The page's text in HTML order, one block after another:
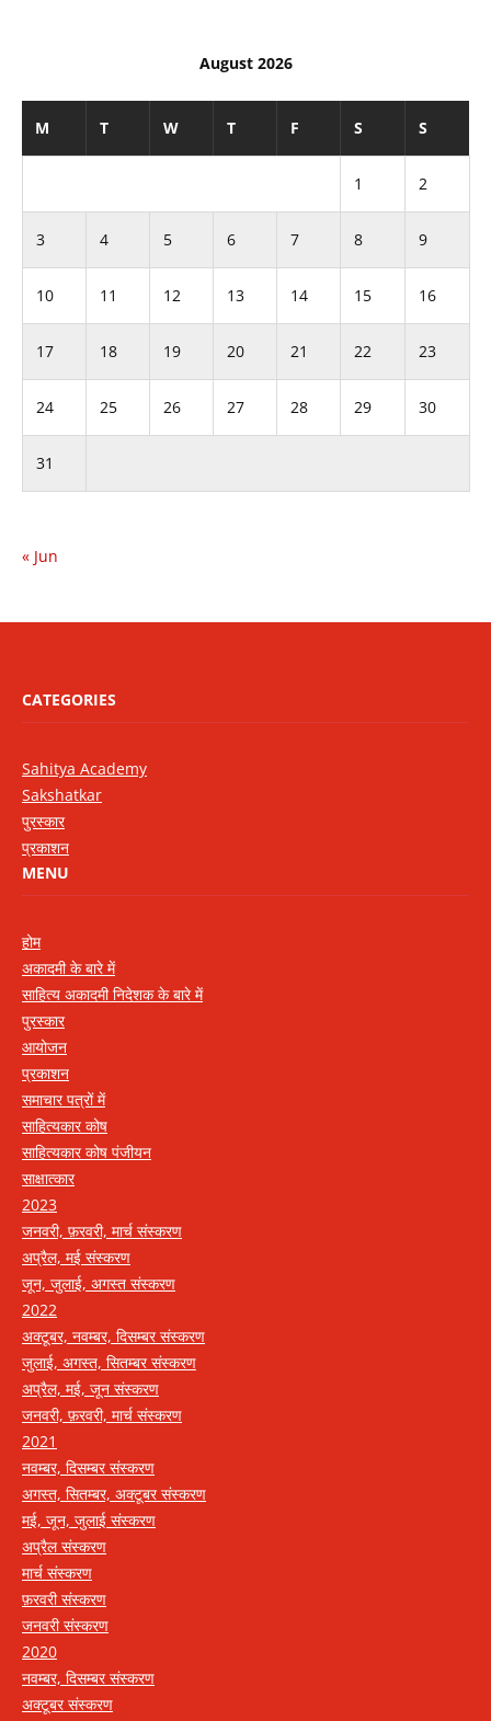
August 2026
M T W T F S S
1 2
3 4 5 6 7 8 9
10 11 12 13 14 15 16
17 18 19 20 21 22 23
24 25 26 27 28 29 30
31
« Jun
CATEGORIES
Sahitya Academy
Sakshatkar
पुरस्कार
प्रकाशन
MENU
होम
अकादमी के बारे में
साहित्य अकादमी निदेशक के बारे में
पुरस्कार
आयोजन
प्रकाशन
समाचार पत्रों में
साहित्यकार कोष
साहित्यकार कोष पंजीयन
साक्षात्कार
2023
जनवरी, फ़रवरी, मार्च संस्करण
अप्रैल, मई संस्करण
जून, जुलाई, अगस्त संस्करण
2022
अक्टूबर, नवम्बर, दिसम्बर संस्करण
जुलाई, अगस्त, सितम्बर संस्करण
अप्रैल, मई, जून संस्करण
जनवरी, फ़रवरी, मार्च संस्करण
2021
नवम्बर, दिसम्बर संस्करण
अगस्त, सितम्बर, अक्टूबर संस्करण
मई, जून, जुलाई संस्करण
अप्रैल संस्करण
मार्च संस्करण
फ़रवरी संस्करण
जनवरी संस्करण
2020
नवम्बर, दिसम्बर संस्करण
अक्टूबर संस्करण